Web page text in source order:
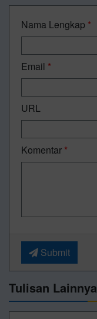
Nama Lengkap *
Email *
URL
Komentar *
Submit
Tulisan Lainnya